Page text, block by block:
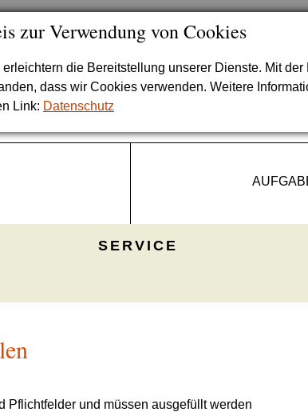
zur Verwendung von Cookies
die Bereitstellung unserer Dienste. Mit
dass wir Cookies verwenden. Weitere
Link: Datenschutz
SERVICE
Pflichtfelder und müssen ausgefüllt werden